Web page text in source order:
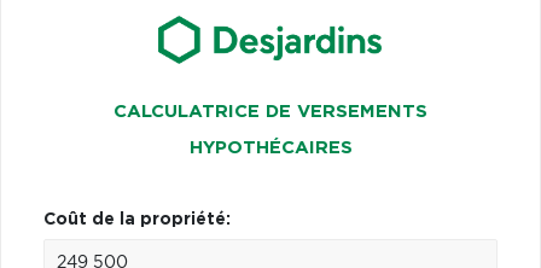
CALCULATRICE DE VERSEMENTS
HYPOTHÉCAIRES
Coût de la propriété: